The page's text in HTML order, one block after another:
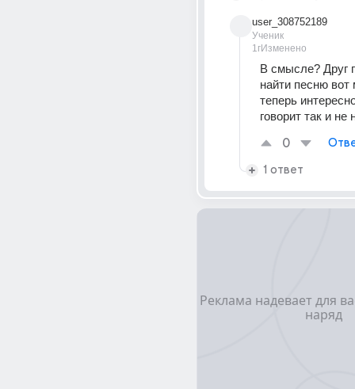
user_308752189
Ученик
1гИзменено
В смысле? Друг
найти песню вот
теперь
говорит так и
0
1 ответ